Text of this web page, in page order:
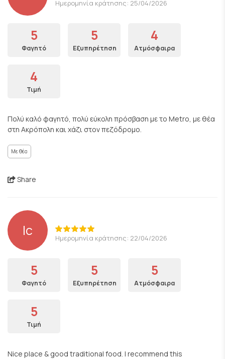
Ημερομηνία κράτησης: 25/04/2026
5
Φαγητό
5
Εξυπηρέτηση
4
Ατμόσφαιρα
4
Τιμή
Πολύ καλό φαγητό, πολύ εύκολη πρόσβαση με το Metro, με θέα
στη Ακρόπολη και χάζι στον πεζόδρομο.
Με θέα
Share
lc Ημερομηνία κράτησης: 22/04/2026
5
Φαγητό
5
Εξυπηρέτηση
5
Ατμόσφαιρα
5
Τιμή
Nice place & good traditional food. I recommend this